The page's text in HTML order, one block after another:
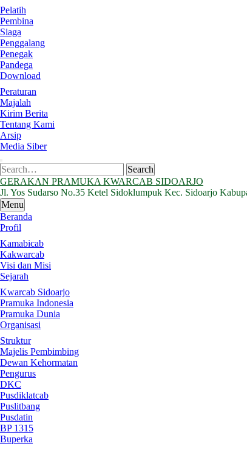
Pelatih
Pembina
Siaga
Penggalang
Penegak
Pandega
Download
Peraturan
Majalah
Kirim Berita
Tentang Kami
Arsip
Media Siber
Search
for:
Search
GERAKAN PRAMUKA KWARCAB SIDOARJO
Jl. Yos Sudarso No.35 Ketel Sidoklumpuk Kec. Sidoarjo
Menu
Beranda
Profil
Kamabicab
Kakwarcab
Visi dan Misi
Sejarah
Kwarcab Sidoarjo
Pramuka Indonesia
Pramuka Dunia
Organisasi
Struktur
Majelis Pembimbing
Dewan Kehormatan
Pengurus
DKC
Pusdiklatcab
Puslitbang
Pusdatin
BP 1315
Buperka